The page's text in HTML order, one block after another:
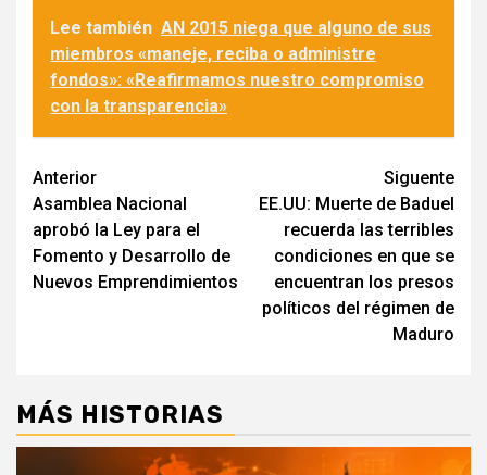
Lee también AN 2015 niega que alguno de sus
miembros «maneje, reciba o administre
fondos»: «Reafirmamos nuestro compromiso
con la transparencia»
Navegación
de
entradas
Anterior
Asamblea Nacional
aprobó la Ley para el
Fomento y Desarrollo de
Nuevos Emprendimientos
Siguente
EE.UU: Muerte de Baduel
recuerda las terribles
condiciones en que se
encuentran los presos
políticos del régimen de
Maduro
MÁS HISTORIAS